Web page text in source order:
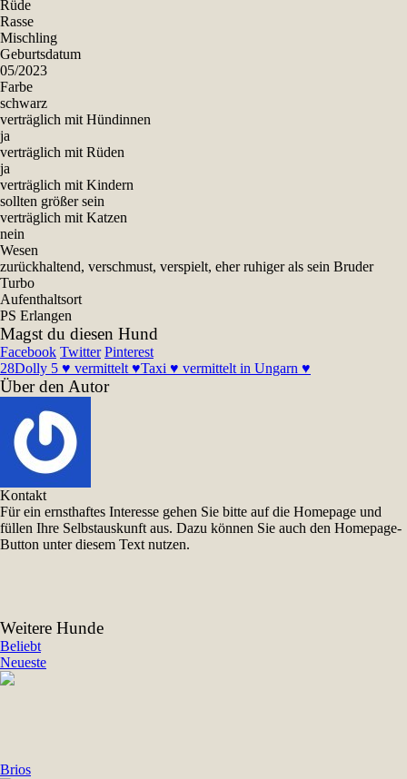
Rüde
Rasse
Mischling
Geburtsdatum
05/2023
Farbe
schwarz
verträglich mit Hündinnen
ja
verträglich mit Rüden
ja
verträglich mit Kindern
sollten größer sein
verträglich mit Katzen
nein
Wesen
zurückhaltend, verschmust, verspielt, eher ruhiger als sein Bruder
Turbo
Aufenthaltsort
PS Erlangen
Magst du diesen Hund
Facebook Twitter Pinterest
28Dolly 5 ♥ vermittelt ♥Taxi ♥ vermittelt in Ungarn ♥
Über den Autor
Kontakt
Für ein ernsthaftes Interesse gehen Sie bitte auf die Homepage und
füllen Ihre Selbstauskunft aus. Dazu können Sie auch den Homepage-
Button unter diesem Text nutzen.
Weitere Hunde
Beliebt
Neueste
Brios